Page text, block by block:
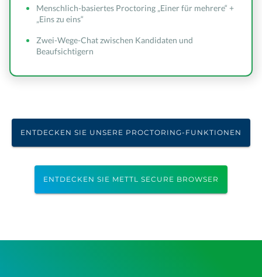
Menschlich-basiertes Proctoring „Einer für mehrere“ +
„Eins zu eins“
Zwei-Wege-Chat zwischen Kandidaten und
Beaufsichtigern
ENTDECKEN SIE UNSERE PROCTORING-FUNKTIONEN
ENTDECKEN SIE METTL SECURE BROWSER